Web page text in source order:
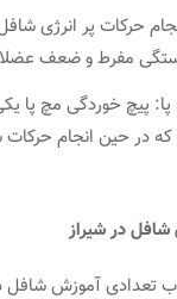
حرکات پر انرژی
مفرط و ضعف
پیچ خوردگی مچ پا
در حین انجام
در شیراز
تعدادی آموزش شافل